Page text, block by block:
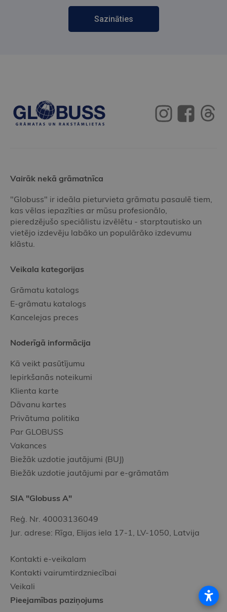
Sazināties
Vairāk nekā grāmatnīca
"Globuss" ir ideāla pieturvieta grāmatu pasaulē tiem,
kas vēlas iepazīties ar mūsu profesionālo,
pieredzējušo speciālistu izvēlētu - starptautisko un
vietējo izdevēju labāko un populārāko izdevumu
klāstu.
Veikala kategorijas
Grāmatu katalogs
E-grāmatu katalogs
Kancelejas preces
Noderīgā informācija
Kā veikt pasūtījumu
Iepirkšanās noteikumi
Klienta karte
Dāvanu kartes
Privātuma politika
Par GLOBUSS
Vakances
Biežāk uzdotie jautājumi (BUJ)
Biežāk uzdotie jautājumi par e-grāmatām
SIA "Globuss A"
Reģ. Nr. 40003136049
Jur. adrese: Rīga, Elijas iela 17-1, LV-1050, Latvija
Kontakti e-veikalam
Kontakti vairumtirdzniecībai
Veikali
Pieejamības paziņojums